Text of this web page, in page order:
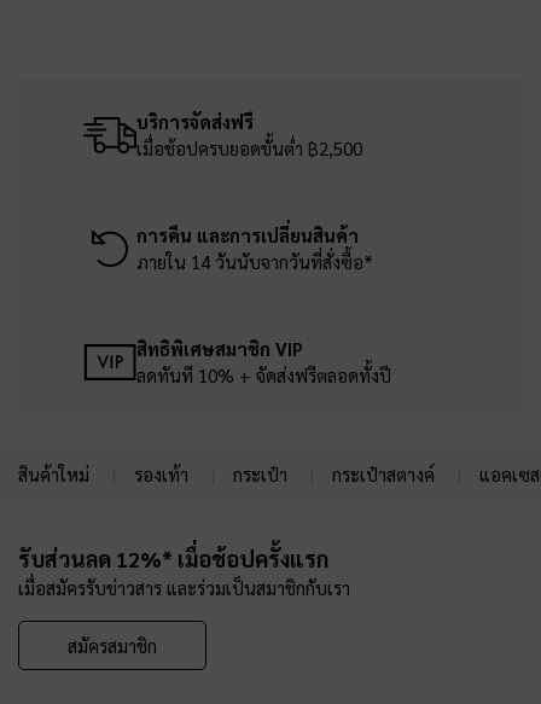
บริการจัดส่งฟรี
เมื่อช้อปครบยอดขั้นต่ำ ฿2,500
การคืน และการเปลี่ยนสินค้า
ภายใน 14 วันนับจากวันที่สั่งซื้อ*
สิทธิพิเศษสมาชิก VIP
ลดทันที 10% + จัดส่งฟรีตลอดทั้งปี
สินค้าใหม่ รองเท้า กระเป๋า กระเป๋าสตางค์ แอคเซ
รับส่วนลด 12%* เมื่อช้อปครั้งแรก
เมื่อสมัครรับข่าวสาร และร่วมเป็นสมาชิกกับเรา
สมัครสมาชิก